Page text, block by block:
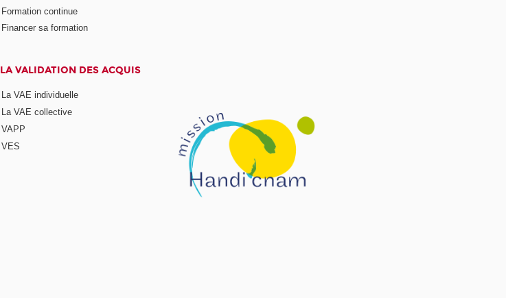
Formation continue
Financer sa formation
LA VALIDATION DES ACQUIS
La VAE individuelle
La VAE collective
VAPP
VES